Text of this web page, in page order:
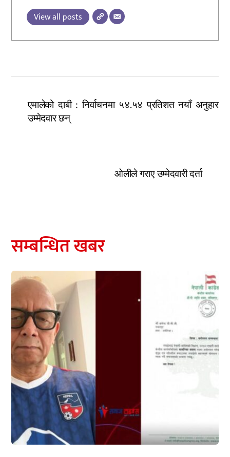
View all posts
एमालेको दाबी : निर्वाचनमा ५४.५४ प्रतिशत नयाँ अनुहार
उम्मेदवार छन्
ओलीले गराए उम्मेदवारी दर्ता
सम्बन्धित खबर